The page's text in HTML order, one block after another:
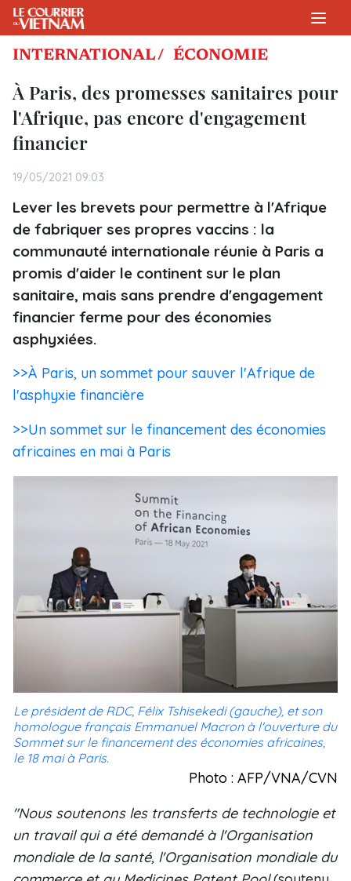
INTERNATIONAL / ÉCONOMIE
À Paris, des promesses sanitaires pour
l'Afrique, pas encore d'engagement
financier
19/05/2021 09:03
Lever les brevets pour permettre à l'Afrique
de fabriquer ses propres vaccins : la
communauté internationale réunie à Paris a
promis d'aider le continent sur le plan
sanitaire, mais sans prendre d'engagement
financier ferme pour des économies
asphyxiées.
>>À Paris, un sommet pour sauver l'Afrique de
l'asphyxie financière
>>Un sommet sur le financement des économies
africaines en mai à Paris
Le président de RDC, Félix Tshisekedi (gauche), et son
homologue français Emmanuel Macron à l'ouverture du
Sommet sur le financement des économies africaines,
le 18 mai à Paris.
Photo : AFP/VNA/CVN
"Nous soutenons les transferts de technologie et
un travail qui a été demandé à l'Organisation
mondiale de la santé, l'Organisation mondiale du